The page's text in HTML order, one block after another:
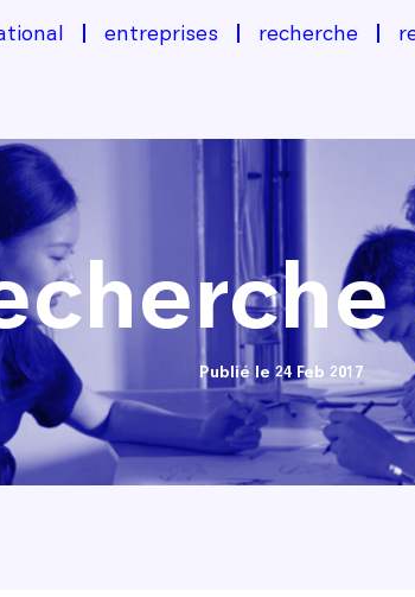
entreprises recherche
Publié le 24 Feb 2017